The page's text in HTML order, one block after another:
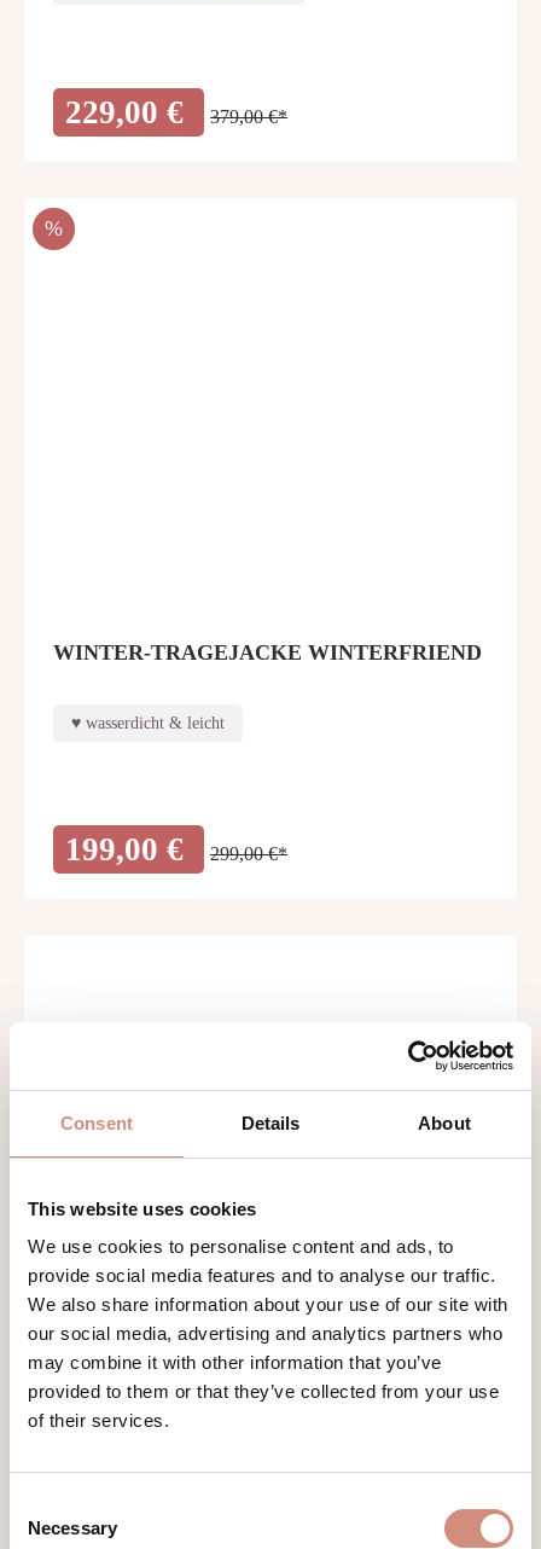
Consent Details About
This website uses cookies
We use cookies to personalise content and ads, to
provide social media features and to analyse our traffic.
We also share information about your use of our site with
our social media, advertising and analytics partners who
may combine it with other information that you’ve
provided to them or that they’ve collected from your use
of their services.
Selection
Necessary
229,00 € 379,00 €*
RABATT
%
WINTER-TRAGEJACKE WINTERFRIEND
wasserdicht & leicht
199,00 € 299,00 €*
KAPUZEN-TRAGEMANTEL VIENNA